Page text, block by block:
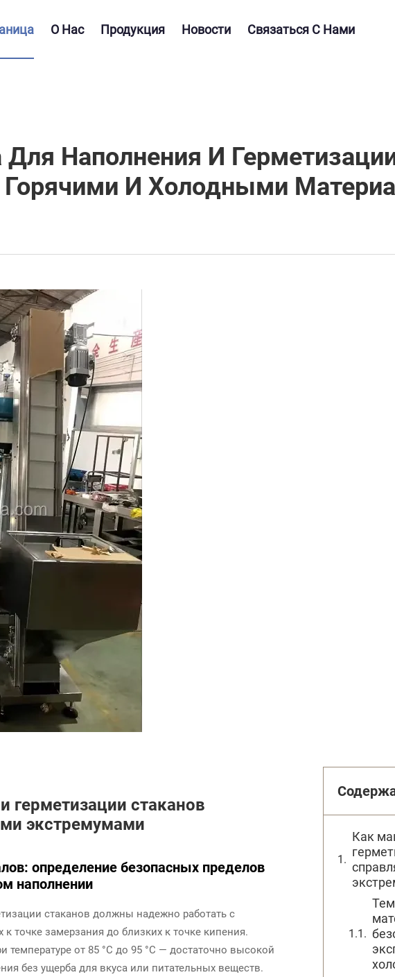
О Нас Продукция Новости Связаться С Нами
Наполнения И
Горячими И Холодными
стаканов
экстремумами
определение безопасных пределов
наполнении
стаканов должны надежно работать с
точке замерзания до близких к точке кипения.
от 85 °C до 95 °C — достаточно высокой
без ущерба для вкуса или питательных веществ.
Как